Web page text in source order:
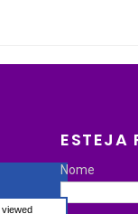
viewed
ESTEJA
Nome